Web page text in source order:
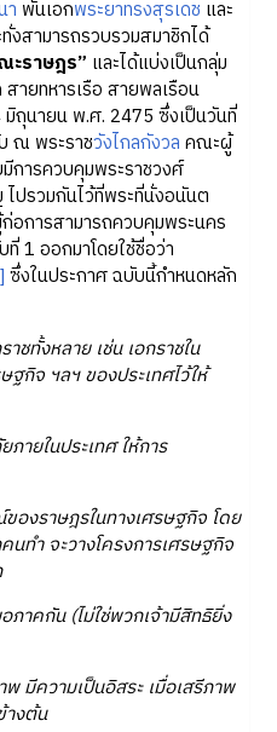
า พันเอกพระยาทรงสุรเดช และ
งสามารถรวบรวมสมาชิกได้
ะราษฎร” และได้แบ่งเป็นกลุ่ม
ายทหารเรือ สายพลเรือน
มิถุนายน พ.ศ. 2475 ซึ่งเป็นวันที่
ณ พระราชวังไกลกังวล คณะผู้
การควบคุมพระราชวงศ์
ปรวมกันไว้ที่พระที่นั่งอนันต
อการสามารถควบคุมพระนคร
1 ออกมาโดยใช้ชื่อว่า
ซึ่งในประกาศ ฉบับนี้กำหนดหลัก
ชทั้งหลาย เช่น เอกราชใน
ฐกิจ ฯลฯ ของประเทศไว้ให้
ยในประเทศ ให้การ
ราษฎรในทางเศรษฐกิจ โดย
นทำ จะวางโครงการเศรษฐกิจ
คกัน (ไม่ใช่พวกเจ้ามีสิทธิยิ่ง
ความเป็นอิสระ เมื่อเสรีภาพ
างต้น